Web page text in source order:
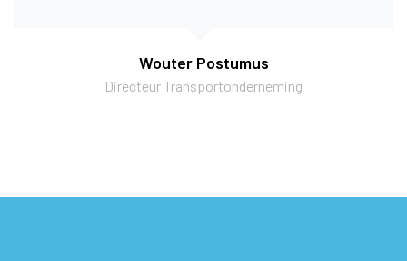
Wouter Postumus
Directeur Transportonderneming